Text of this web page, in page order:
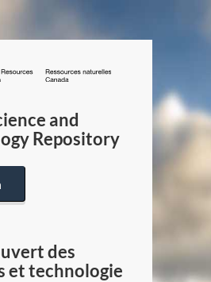
/
Canada
and
Repository
des
et technologie